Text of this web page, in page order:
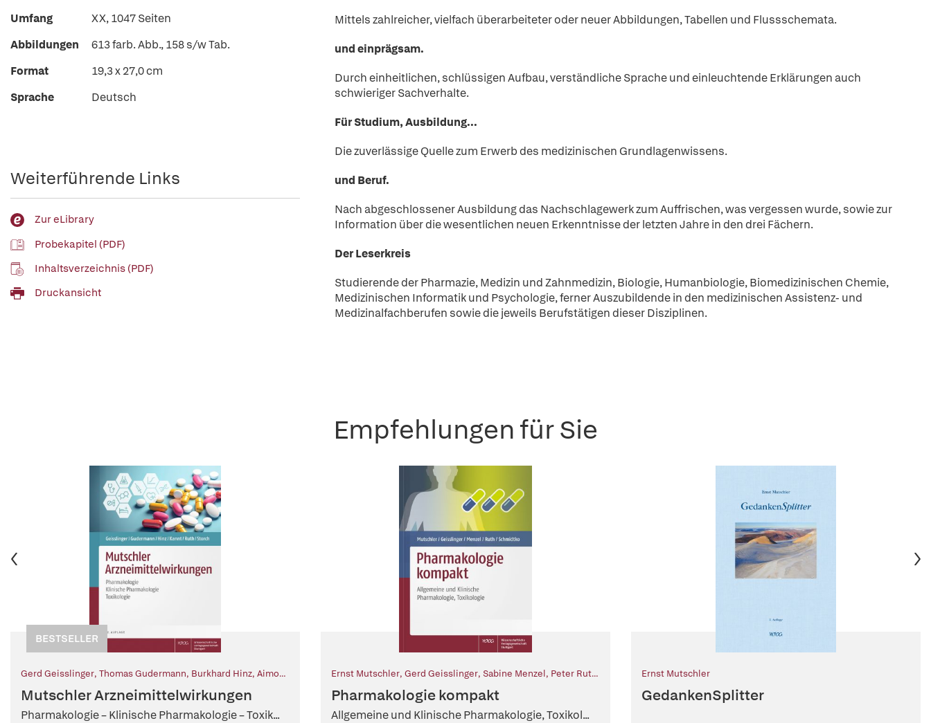
Mittels zahlreicher, vielfach überarbeiteter oder neuer Abbildungen, Tabellen und Flussschemata.
und einprägsam.
Durch einheitlichen, schlüssigen Aufbau, verständliche Sprache und einleuchtende Erklärungen auch
schwieriger Sachverhalte.
Für Studium, Ausbildung...
Die zuverlässige Quelle zum Erwerb des medizinischen Grundlagenwissens.
und Beruf.
Nach abgeschlossener Ausbildung das Nachschlagewerk zum Auffrischen, was vergessen wurde, sowie zur
Information über die wesentlichen neuen Erkenntnisse der letzten Jahre in den drei Fächern.
Der Leserkreis
Studierende der Pharmazie, Medizin und Zahnmedizin, Biologie, Humanbiologie, Biomedizinischen Chemie,
Medizinischen Informatik und Psychologie, ferner Auszubildende in den medizinischen Assistenz- und
Medizinalfachberufen sowie die jeweils Berufstätigen dieser Disziplinen.
Umfang
XX, 1047 Seiten
Abbildungen
613 farb. Abb., 158 s/w Tab.
Format
19,3 x 27,0 cm
Sprache
Deutsch
Weiterführende Links
Zur eLibrary
Probekapitel (PDF)
Inhaltsverzeichnis (PDF)
Druckansicht
Empfehlungen für Sie
BESTSELLER
Gerd Geisslinger, Thomas Gudermann, Burkhard Hinz, Aimo
Ingrid Boekhoff (Beitr.)
Mutschler Arzneimittelwirkungen
Pharmakologie – Klinische Pharmakologie – Toxik...
Ernst Mutschler, Gerd Geisslinger, Sabine Menzel, Peter Ruth,
Pharmakologie kompakt
Allgemeine und Klinische Pharmakologie, Toxikol...
Ernst Mutschler
GedankenSplitter